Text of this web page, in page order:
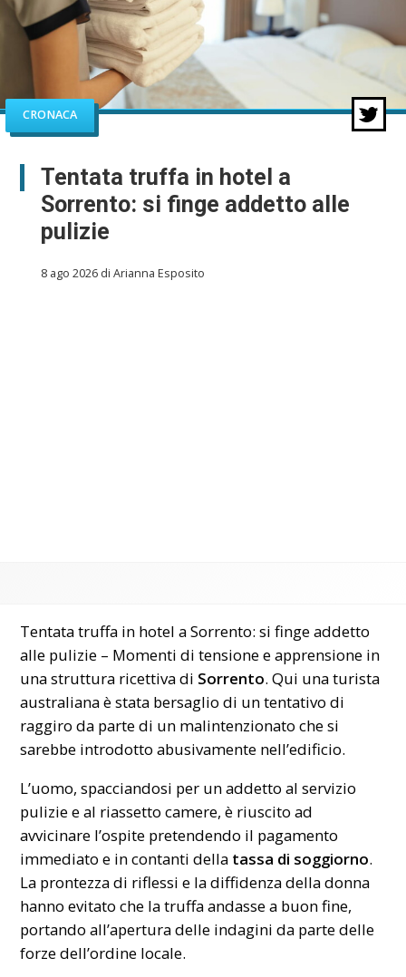
CRONACA
Tentata truffa in hotel a
Sorrento: si finge addetto alle
pulizie
8 ago 2026 di Arianna Esposito
Tentata truffa in hotel a Sorrento: si finge addetto
alle pulizie – Momenti di tensione e apprensione in
una struttura ricettiva di Sorrento. Qui una turista
australiana è stata bersaglio di un tentativo di
raggiro da parte di un malintenzionato che si
sarebbe introdotto abusivamente nell’edificio.
L’uomo, spacciandosi per un addetto al servizio
pulizie e al riassetto camere, è riuscito ad
avvicinare l’ospite pretendendo il pagamento
immediato e in contanti della tassa di soggiorno.
La prontezza di riflessi e la diffidenza della donna
hanno evitato che la truffa andasse a buon fine,
portando all’apertura delle indagini da parte delle
forze dell’ordine locale.